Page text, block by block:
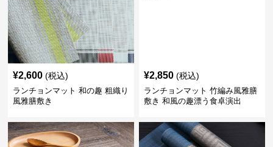
¥2,600 (税込)
ランチョンマット 和の趣 粗織り
風雅膳敷き
¥2,850 (税込)
ランチョンマット 竹編み風雅膳
敷き 和風の趣漂う食卓演出